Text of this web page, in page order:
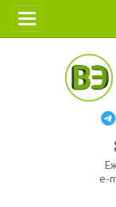
e-